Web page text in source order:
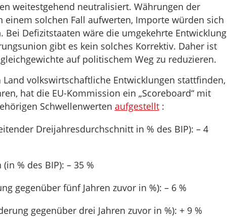
weitestgehend neutralisiert. Währungen der
einem solchen Fall aufwerten, Importe würden sich
Bei Defizitstaaten wäre die umgekehrte Entwicklung
gibt es kein solches Korrektiv. Daher ist
auf politischem Weg zu reduzieren.
volkswirtschaftliche Entwicklungen stattfinden,
hat die EU-Kommission ein „Scoreboard“ mit
Schwellenwerten aufgestellt:
Dreijahresdurchschnitt in % des BIP): – 4
% des BIP): – 35 %
gegenüber fünf Jahren zuvor in %): – 6 %
gegenüber drei Jahren zuvor in %): + 9 %